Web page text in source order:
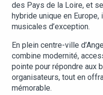
des Pays de la Loire, et
hybride unique en
musicales d’exception.
En plein centre-ville
combine modernité,
pointe pour répondre aux
organisateurs, tout en
mémorable.